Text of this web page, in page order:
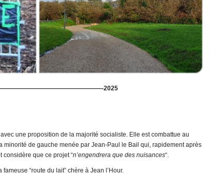
2025
une proposition de la majorité socialiste. Elle est combattue au
minorité de gauche menée par Jean-Paul le Bail qui, rapidement après
considère que ce projet “n’engendrera que des nuisances“.
“route du lait” chère à Jean l’Hour.